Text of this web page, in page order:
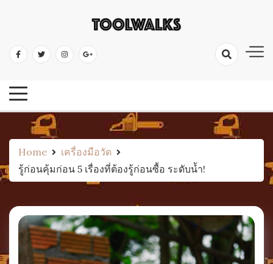
เครื่องมือช่าง เครื่องมือช่างไม้
Home
เครื่องมือวัด
รู้ก่อนคุ้มก่อน 5 เรื่องที่ต้องรู้ก่อนซื้อ ระดับน้ำ!